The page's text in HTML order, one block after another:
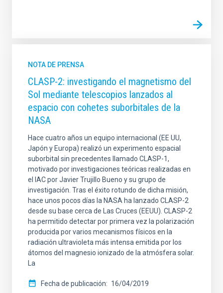
NOTA DE PRENSA
CLASP-2: investigando el magnetismo del
Sol mediante telescopios lanzados al
espacio con cohetes suborbitales de la
NASA
Hace cuatro años un equipo internacional (EE UU,
Japón y Europa) realizó un experimento espacial
suborbital sin precedentes llamado CLASP-1,
motivado por investigaciones teóricas realizadas en
el IAC por Javier Trujillo Bueno y su grupo de
investigación. Tras el éxito rotundo de dicha misión,
hace unos pocos días la NASA ha lanzado CLASP-2
desde su base cerca de Las Cruces (EEUU). CLASP-2
ha permitido detectar por primera vez la polarización
producida por varios mecanismos físicos en la
radiación ultravioleta más intensa emitida por los
átomos del magnesio ionizado de la atmósfera solar.
La
Fecha de publicación 16/04/2019